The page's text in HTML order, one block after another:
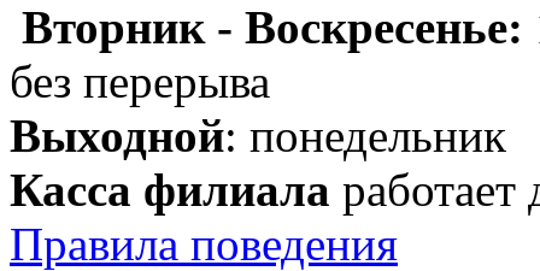
Вторник - Воскресенье:
без перерыва
Выходной: понедельник
Касса филиала работает
Правила поведения